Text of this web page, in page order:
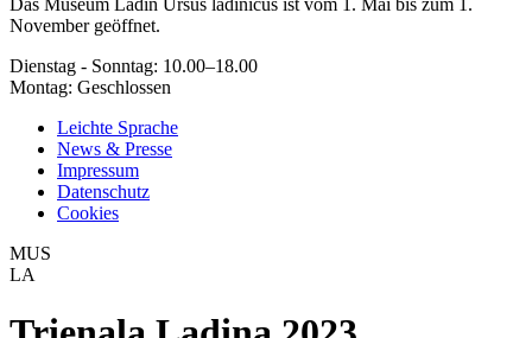
Das Museum Ladin Ursus ladinicus ist vom 1. Mai bis zum 1.
November geöffnet.
Dienstag - Sonntag: 10.00–18.00
Montag: Geschlossen
Leichte Sprache
News & Presse
Impressum
Datenschutz
Cookies
MUS
LA